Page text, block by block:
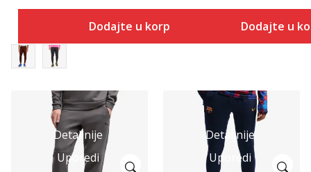
Dodajte u korpu Dodajte u
Detaljnije
Uporedi
Detaljnije
Uporedi